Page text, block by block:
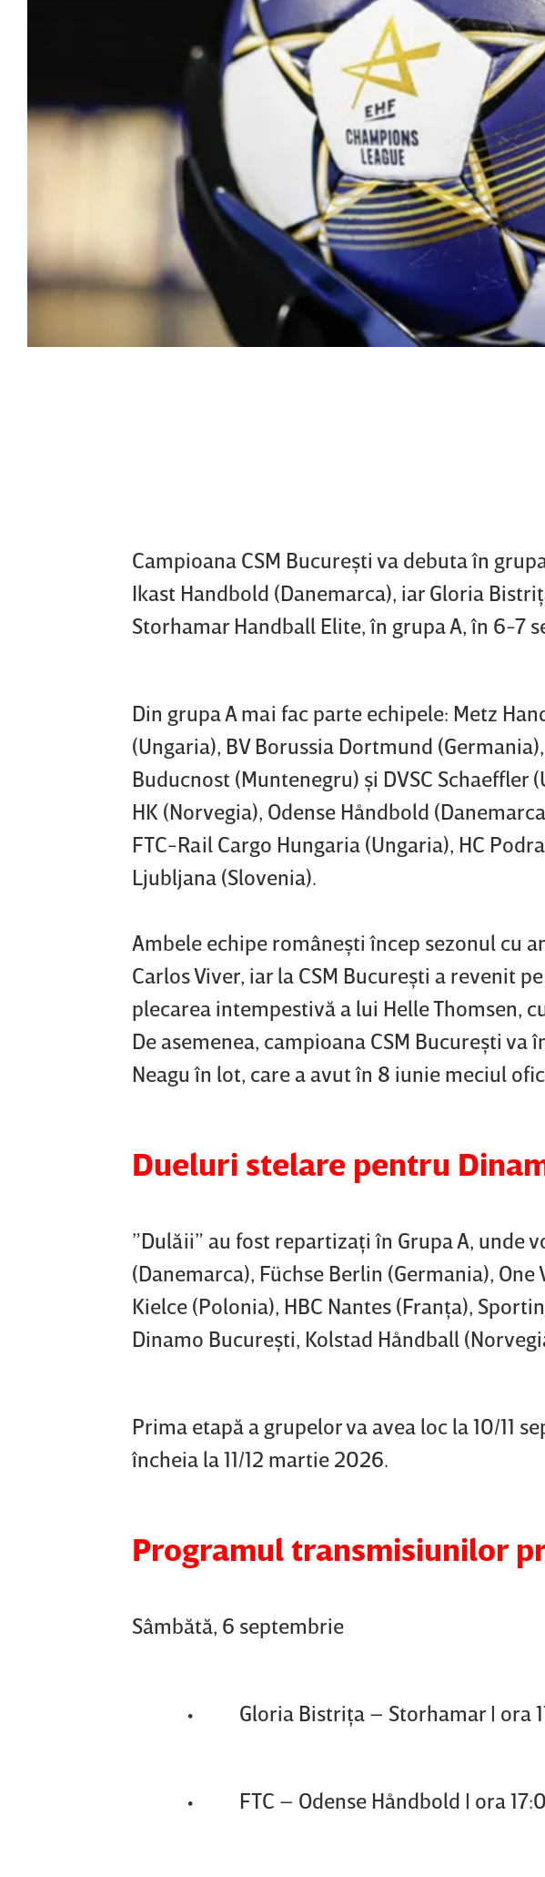
Campioana CSM Bucureşti va debuta în
Ikast Handbold (Danemarca), iar Gloria
Storhamar Handball Elite, în grupa A, în 6-7
Din grupa A mai fac parte echipele: Metz
(Ungaria), BV Borussia Dortmund
Buducnost (Muntenegru) şi DVSC Schaeffler
HK (Norvegia), Odense Håndbold
FTC-Rail Cargo Hungaria (Ungaria), HC
Ljubljana (Slovenia).
Ambele echipe româneşti încep sezonul cu
Carlos Viver, iar la CSM Bucureşti a revenit
plecarea intempestivă a lui Helle Thomsen,
De asemenea, campioana CSM Bucureşti
Neagu în lot, care a avut în 8 iunie meciul
Dueluri stelare pentru
”Dulăii” au fost repartizaţi în Grupa A, unde
(Danemarca), Füchse Berlin (Germania),
Kielce (Polonia), HBC Nantes (Franţa),
Dinamo Bucureşti, Kolstad Håndball
Prima etapă a grupelor va avea loc la 10/11
încheia la 11/12 martie 2026.
Programul transmisiunilor
Sâmbătă, 6 septembrie
• Gloria Bistriţa – Storhamar | ora
• FTC – Odense Håndbold | ora